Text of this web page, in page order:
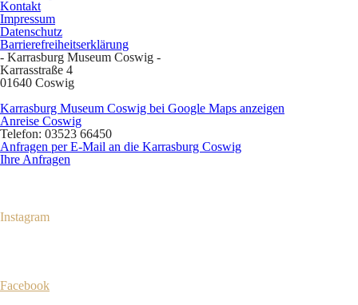
Kontakt
Impressum
Datenschutz
Barrierefreiheitserklärung
- Karrasburg Museum Coswig -
Karrasstraße 4
01640 Coswig
Karrasburg Museum Coswig bei Google Maps anzeigen
Anreise Coswig
Telefon: 03523 66450
Anfragen per E-Mail an die Karrasburg Coswig
Ihre Anfragen
Instagram
Facebook